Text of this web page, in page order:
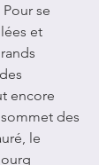
se
et
encore
des
le